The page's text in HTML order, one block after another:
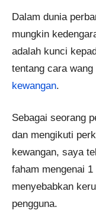
Dalam dunia
mungkin
adalah kunci
tentang cara
kewangan.
Sebagai seorang
dan mengikuti
kewangan, saya
faham mengenai
menyebabkan
pengguna.